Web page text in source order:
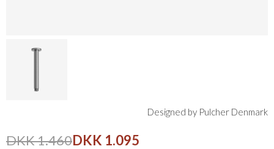
Designed by Pulcher Denmark
DKK 1.460DKK 1.095